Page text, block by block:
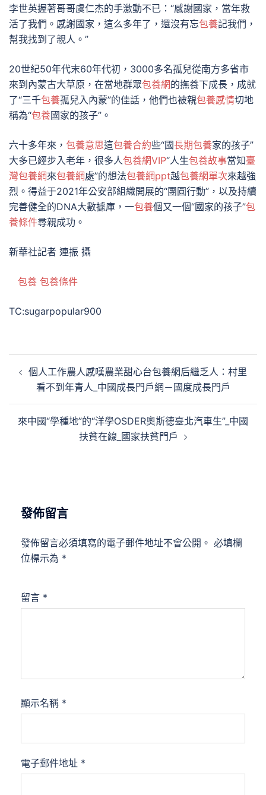
李世英握著哥哥虞仁杰的手激動不已：“感謝國家，當年救
活了我們。感謝國家，這么多年了，還沒有忘包養記我們，
幫我找到了親人。”
20世紀50年代末60年代初，3000多名孤兒從南方多省市
來到內蒙古大草原，在當地群眾包養網的撫養下成長，成就
了“三千包養孤兒入內蒙”的佳話，他們也被親包養感情切地
稱為“包養國家的孩子”。
六十多年來， 包養意思這包養合約些“國長期包養家的孩子”
大多已經步入老年，很多人包養網VIP“人生包養故事當知臺
灣包養網來包養網處”的想法包養網ppt越包養網單次來越強
烈。得益于2021年公安部組織開展的“團圓行動”，以及持續
完善健全的DNA大數據庫，一包養個又一個“國家的孩子”包
養條件尋親成功。
新華社記者 連振 攝
包養 包養條件
TC:sugarpopular900
章
覽
個人工作農人感嘆農業甜心台包養網后繼乏人：村里
看不到年青人_中國成長門戶網－國度成長門戶
來中國“學種地”的“洋學OSDER奧斯德臺北汽車生”_中國
扶貧在線_國家扶貧門戶
發佈留言
發佈留言必須填寫的電子郵件地址不會公開。 必填欄
位標示為 *
留言 *
顯示名稱 *
電子郵件地址 *